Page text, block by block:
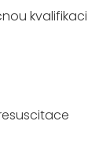
kvalifikaci